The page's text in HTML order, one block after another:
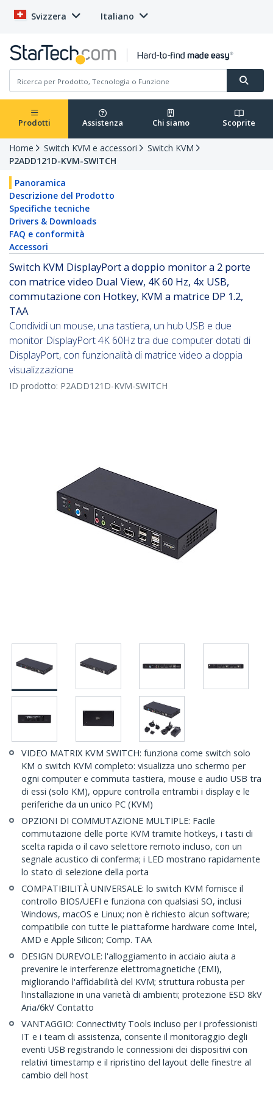
Svizzera Italiano
Prodotti Assistenza Chi siamo Scoprite
Home Switch KVM e accessori
Switch KVM
P2ADD121D-KVM-SWITCH
Panoramica
Descrizione del Prodotto
Specifiche tecniche
Drivers & Downloads
FAQ e conformità
Accessori
Switch KVM DisplayPort a doppio monitor a 2 porte
con matrice video Dual View, 4K 60 Hz, 4x USB,
commutazione con Hotkey, KVM a matrice DP 1.2,
TAA
Condividi un mouse, una tastiera, un hub USB e due
monitor DisplayPort 4K 60Hz tra due computer dotati di
DisplayPort, con funzionalità di matrice video a doppia
visualizzazione
ID prodotto: P2ADD121D-KVM-SWITCH
VIDEO MATRIX KVM SWITCH: funziona come switch solo
KM o switch KVM completo: visualizza uno schermo per
ogni computer e commuta tastiera, mouse e audio USB tra
di essi (solo KM), oppure controlla entrambi i display e le
periferiche da un unico PC (KVM)
OPZIONI DI COMMUTAZIONE MULTIPLE: Facile
commutazione delle porte KVM tramite hotkeys, i tasti di
scelta rapida o il cavo selettore remoto incluso, con un
segnale acustico di conferma; i LED mostrano rapidamente
lo stato di selezione della porta
COMPATIBILITÀ UNIVERSALE: lo switch KVM fornisce il
controllo BIOS/UEFI e funziona con qualsiasi SO, inclusi
Windows, macOS e Linux; non è richiesto alcun software;
compatibile con tutte le piattaforme hardware come Intel,
AMD e Apple Silicon; Comp. TAA
DESIGN DUREVOLE: l'alloggiamento in acciaio aiuta a
prevenire le interferenze elettromagnetiche (EMI),
migliorando l'affidabilità del KVM; struttura robusta per
l'installazione in una varietà di ambienti; protezione ESD 8kV
Aria/6kV Contatto
VANTAGGIO: Connectivity Tools incluso per i professionisti
IT e i team di assistenza, consente il monitoraggio degli
eventi USB registrando le connessioni dei dispositivi con
relativi timestamp e il ripristino del layout delle finestre al
cambio dell host